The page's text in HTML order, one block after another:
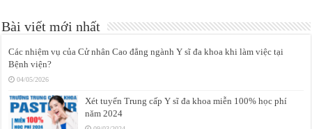
Bài viết mới nhất
Các nhiệm vụ của Cử nhân Cao đẳng ngành Y sĩ đa khoa khi làm việc tại
Bệnh viện?
04/05/2026
Xét tuyển Trung cấp Y sĩ đa khoa miễn 100% học phí
năm 2024